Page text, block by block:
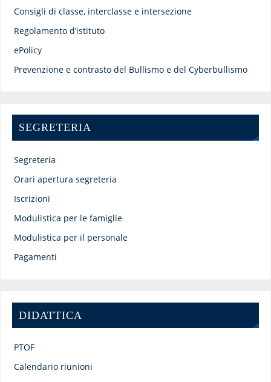
Consigli di classe, interclasse e intersezione
Regolamento d’istituto
ePolicy
Prevenzione e contrasto del Bullismo e del Cyberbullismo
SEGRETERIA
Segreteria
Orari apertura segreteria
Iscrizioni
Modulistica per le famiglie
Modulistica per il personale
Pagamenti
DIDATTICA
PTOF
Calendario riunioni